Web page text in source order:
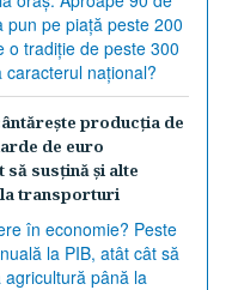
producţia de
de euro
susţină şi alte
la transporturi